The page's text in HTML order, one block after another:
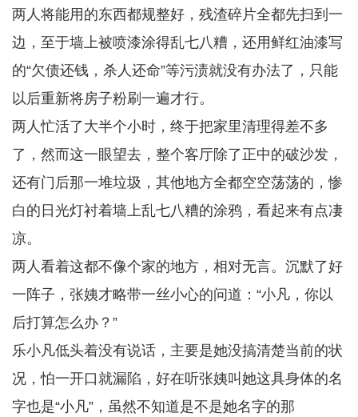
两人将能用的东西都规整好，残渣碎片全都先扫到一
边，至于墙上被喷漆涂得乱七八糟，还用鲜红油漆写
的“欠债还钱，杀人还命”等污渍就没有办法了，只能
以后重新将房子粉刷一遍才行。
两人忙活了大半个小时，终于把家里清理得差不多
了，然而这一眼望去，整个客厅除了正中的破沙发，
还有门后那一堆垃圾，其他地方全都空空荡荡的，惨
白的日光灯衬着墙上乱七八糟的涂鸦，看起来有点凄
凉。
两人看着这都不像个家的地方，相对无言。沉默了好
一阵子，张姨才略带一丝小心的问道：“小凡，你以
后打算怎么办？”
乐小凡低头着没有说话，主要是她没搞清楚当前的状
况，怕一开口就漏陷，好在听张姨叫她这具身体的名
字也是“小凡”，虽然不知道是不是她名字的那